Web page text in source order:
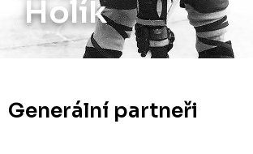
Holík
Generální partneři